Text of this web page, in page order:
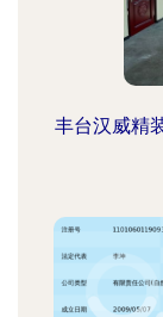
丰台汉威精